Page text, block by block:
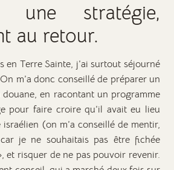
une stratégie,
au retour.
en Terre Sainte, j’ai surtout séjourné
m’a donc conseillé de préparer un
en racontant un programme
pour faire croire qu’il avait eu lieu
(on m’a conseillé de mentir,
je ne souhaitais pas être fichée
et risquer de ne pas pouvoir revenir.